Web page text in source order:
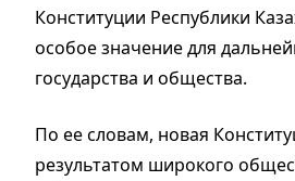
Конституции Республики
особое значение для
государства и общества.
По ее словам, новая
результатом широкого